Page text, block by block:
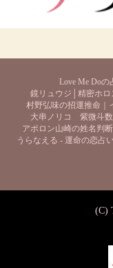
Love Me Doの
鏡リュウジ│精密ホロ
村野弘味の招運推命
大串ノリコ 紫微斗
アポロン山崎の姓名判断
うらなえる - 運命の恋占
(C)